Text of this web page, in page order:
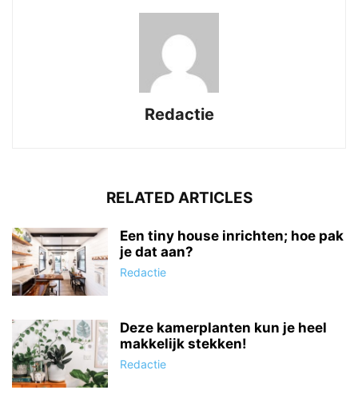
Redactie
RELATED ARTICLES
Een tiny house inrichten; hoe pak
je dat aan?
Redactie
Deze kamerplanten kun je heel
makkelijk stekken!
Redactie